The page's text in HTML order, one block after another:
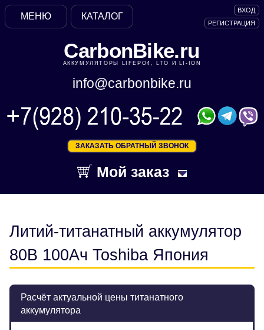
CarbonBike.ru
АККУМУЛЯТОРЫ LIFEPO4, LTO И LI-ION
info@carbonbike.ru
ЗАКАЗАТЬ ОБРАТНЫЙ ЗВОНОК
Мой заказ
ВХОД
РЕГИСТРАЦИЯ
КАТАЛОГ
МЕНЮ
Литий-титанатный аккумулятор
80В 100Ач Toshiba Япония
Расчёт актуальной цены титанатного
аккумулятора